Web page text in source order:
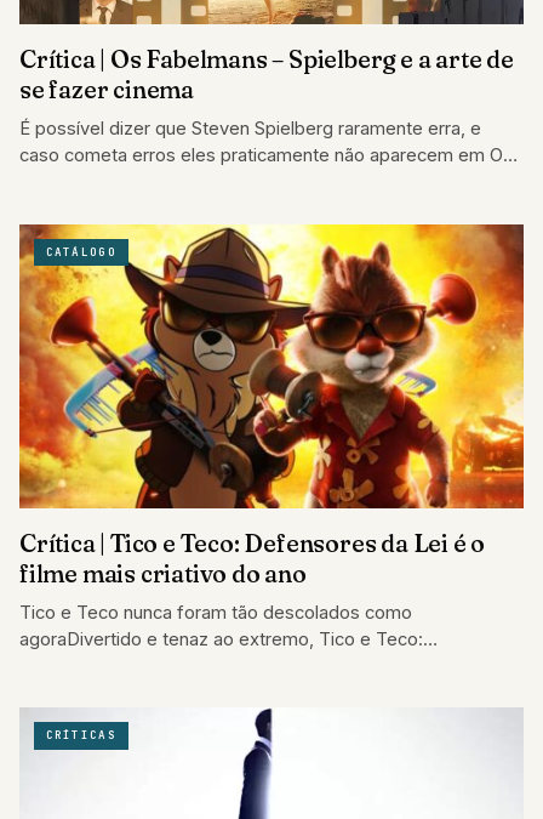
Crítica | Os Fabelmans – Spielberg e a arte de
se fazer cinema
É possível dizer que Steven Spielberg raramente erra, e
caso cometa erros eles praticamente não aparecem em Os
CATÁLOGO
Crítica | Tico e Teco: Defensores da Lei é o
filme mais criativo do ano
Tico e Teco nunca foram tão descolados como
agoraDivertido e tenaz ao extremo, Tico e Teco:
CRÍTICAS